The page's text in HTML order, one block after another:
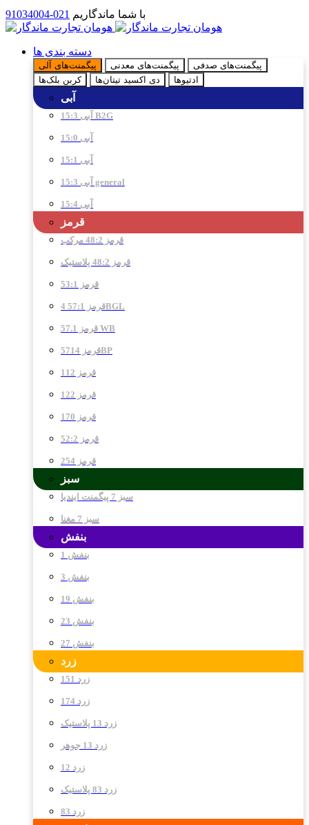
با شما ماندگاریم 021-91034004
دسته بندی ها
پیگمنت‌های آلی پیگمنت‌های معدنی
پیگمنت‌های صدفی
کربن بلک‌ها
دی اکسید تیتان‌ها ادتیو‌ها
آبی
آبی 15:3 B2G
آبی 15:0
آبی 15:1
آبی 15:3 general
آبی 15:4
قرمز
قرمز 48:2 مرکب
قرمز 48:2 پلاستیک
قرمز 53:1
قرمز 57:1 4BGL
قرمز 57.1 WB
قرمز 5714BP
قرمز 112
قرمز 122
قرمز 170
قرمز 52:2
قرمز 254
سبز
سبز 7 پیگمنت ایندیا
سبز 7 مغنا
بنفش
بنفش 1
بنفش 3
بنفش 19
بنفش 23
بنفش 27
زرد
زرد 151
زرد 174
زرد 13 پلاستیک
زرد 13 جوهر
زرد 12
زرد 83 پلاستیک
زرد 83